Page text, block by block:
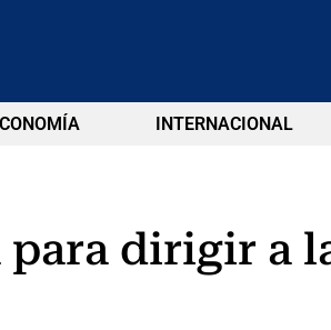
INTERNACIONAL
dirigir a